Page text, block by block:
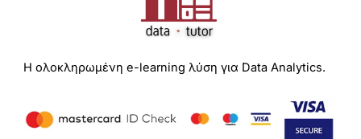
Η ολοκληρωμένη e-learning λύση για Data Analytics.